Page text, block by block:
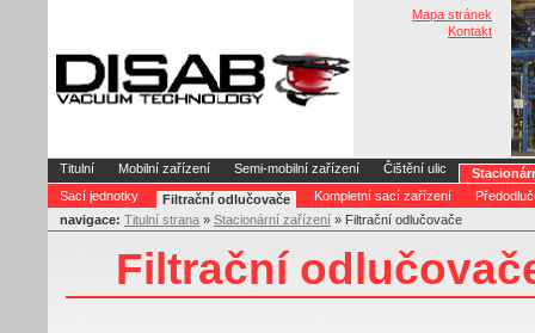
Mapa stránek
Kontakt
Titulní Mobilní zařízení Semi-mobilní zařízení Čištění ulic
Sací jednotky
Filtrační odlučovače Kompletní sací zařízení
navigace: Titulní strana » Stacionární zařízení » Filtrační odlučovače
Filtrační